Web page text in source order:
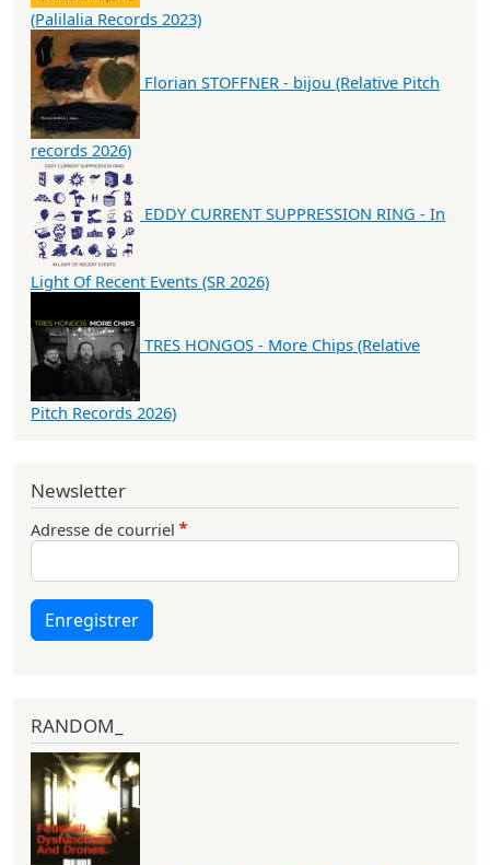
(Palilalia Records 2023)
Florian STOFFNER - bijou (Relative Pitch
records 2026)
EDDY CURRENT SUPPRESSION RING - In
Light Of Recent Events (SR 2026)
TRES HONGOS - More Chips (Relative
Pitch Records 2026)
Newsletter
Adresse de courriel
Enregistrer
RANDOM_